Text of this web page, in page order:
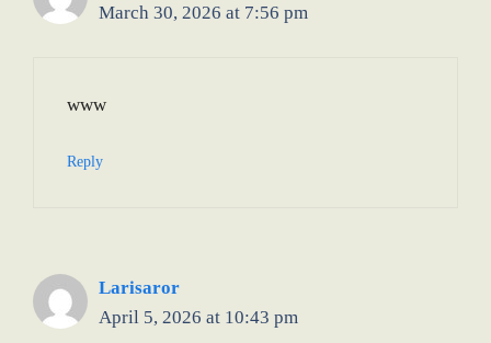
March 30, 2026 at 7:56 pm
www
Reply
Larisaror
April 5, 2026 at 10:43 pm